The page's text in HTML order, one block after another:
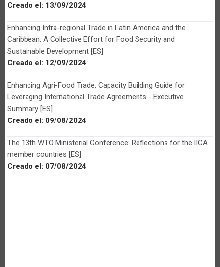
Creado el: 13/09/2024
Enhancing Intra-regional Trade in Latin America and the
Caribbean: A Collective Effort for Food Security and
Sustainable Development [ES]
Creado el: 12/09/2024
Enhancing Agri-Food Trade: Capacity Building Guide for
Leveraging International Trade Agreements - Executive
Summary [ES]
Creado el: 09/08/2024
The 13th WTO Ministerial Conference: Reflections for the IICA
member countries [ES]
Creado el: 07/08/2024